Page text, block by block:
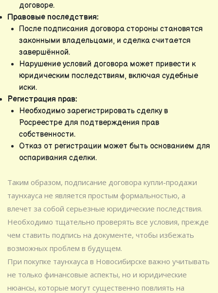
договоре.
Правовые последствия:
После подписания договора стороны становятся
законными владельцами, и сделка считается
завершённой.
Нарушение условий договора может привести к
юридическим последствиям, включая судебные
иски.
Регистрация прав:
Необходимо зарегистрировать сделку в
Росреестре для подтверждения прав
собственности.
Отказ от регистрации может быть основанием для
оспаривания сделки.
Таким образом, подписание договора купли-продажи
таунхауса не является простым формальностью, а
влечет за собой серьезные юридические последствия.
Необходимо тщательно проверять все условия, прежде
чем ставить подпись на документе, чтобы избежать
возможных проблем в будущем.
При покупке таунхауса в Новосибирске важно учитывать
не только финансовые аспекты, но и юридические
нюансы, которые могут существенно повлиять на